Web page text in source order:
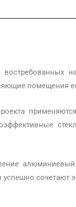
помещения
успешно сочетают